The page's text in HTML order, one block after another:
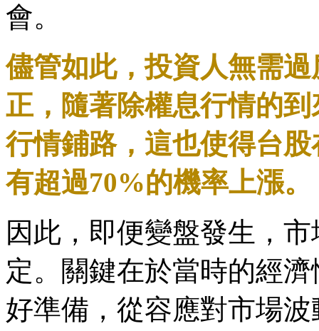
會。
儘管如此，投資人無需
正，隨著除權息行情的
行情鋪路，這也使得台
有超過70%的機率上漲。
因此，即便變盤發生，
定。關鍵在於當時的經
好準備，從容應對市場波